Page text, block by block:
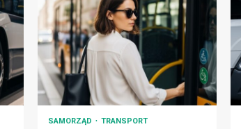
SAMORZĄD TRANSPORT